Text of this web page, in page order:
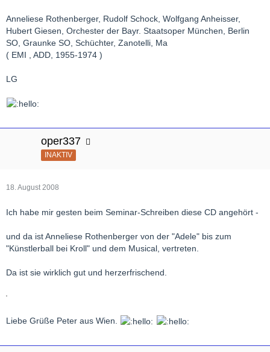
Anneliese Rothenberger, Rudolf Schock, Wolfgang Anheisser,
Hubert Giesen, Orchester der Bayr. Staatsoper München, Berlin
SO, Graunke SO, Schüchter, Zanotelli, Ma
( EMI , ADD, 1955-1974 )
LG
oper337
INAKTIV
18. August 2008
Ich habe mir gesten beim Seminar-Schreiben diese CD angehört -
und da ist Anneliese Rothenberger von der "Adele" bis zum
"Künstlerball bei Kroll" und dem Musical, vertreten.
Da ist sie wirklich gut und herzerfrischend.
Liebe Grüße Peter aus Wien.